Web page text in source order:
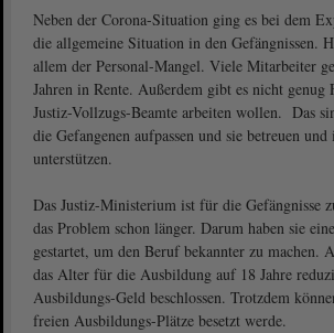
Neben der Corona-Situation ging es bei dem
die allgemeine Situation in den Gefängnissen.
allem der Personal-Mangel. Viele Mitarbeiter
Jahren in Rente. Außerdem gibt es nicht genug
Justiz-Vollzugs-Beamte arbeiten wollen. Das
die Gefangenen aufpassen und sie betreuen
unterstützen.
Das Justiz-Ministerium ist für die Gefängnisse
das Problem schon länger. Darum haben sie
gestartet, um den Beruf bekannter zu machen.
das Alter für die Ausbildung auf 18 Jahre
Ausbildungs-Geld beschlossen. Trotzdem
freien Ausbildungs-Plätze besetzt werde.